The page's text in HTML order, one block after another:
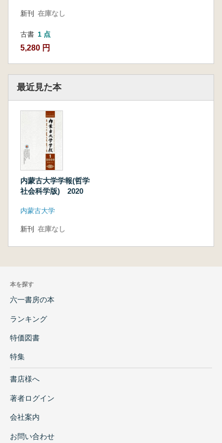
新刊 在庫なし
古書 1 点
5,280 円
最近見た本
内蒙古大学学報(哲学
社会科学版) 2020
内蒙古大学
新刊 在庫なし
本を探す
六一書房の本
ランキング
特価図書
特集
書店様へ
著者ログイン
会社案内
お問い合わせ